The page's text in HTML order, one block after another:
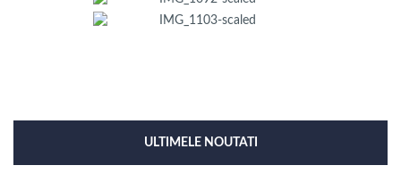
ULTIMELE NOUTATI